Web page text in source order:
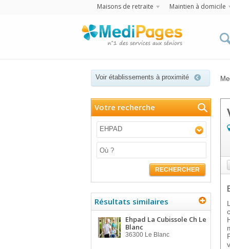
Maisons de retraite Maintien à domicile
Voir établissements à proximité
Votre recherche
EHPAD
RECHERCHER
Résultats similaires
Ehpad La Cubissole Ch Le
Blanc
36300 Le Blanc